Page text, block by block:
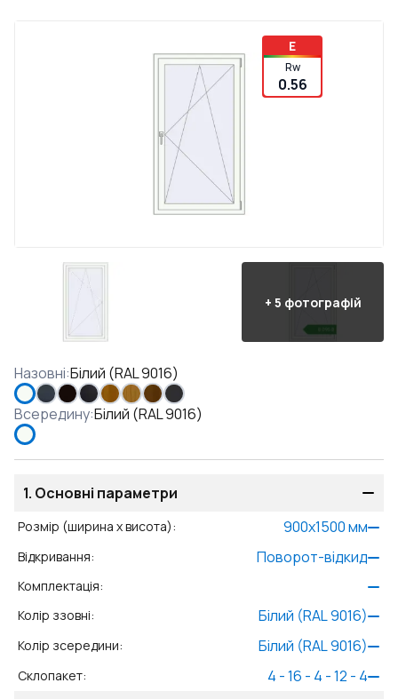
E
Rw
0.56
+ 5 фотографій
Назовні:Білий (RAL 9016)
Всередину:Білий (RAL 9016)
1. Основні параметри
Розмір (ширина x висота): 900x1500мм
Відкривання: Поворот-відкид
Комплектація:
Колір ззовні: Білий (RAL 9016)
Колір зсередини: Білий (RAL 9016)
Склопакет:
4 - 16 - 4 - 12 - 4